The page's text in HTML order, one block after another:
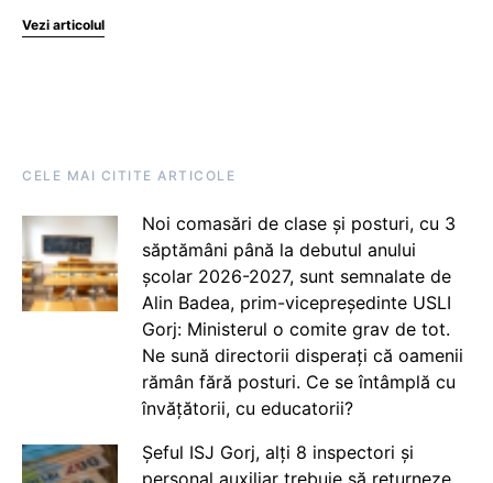
Vezi articolul
CELE MAI CITITE ARTICOLE
Noi comasări de clase și posturi, cu 3
săptămâni până la debutul anului
școlar 2026-2027, sunt semnalate de
Alin Badea, prim-vicepreședinte USLI
Gorj: Ministerul o comite grav de tot.
Ne sună directorii disperați că oamenii
rămân fără posturi. Ce se întâmplă cu
învățătorii, cu educatorii?
Șeful ISJ Gorj, alți 8 inspectori și
personal auxiliar trebuie să returneze